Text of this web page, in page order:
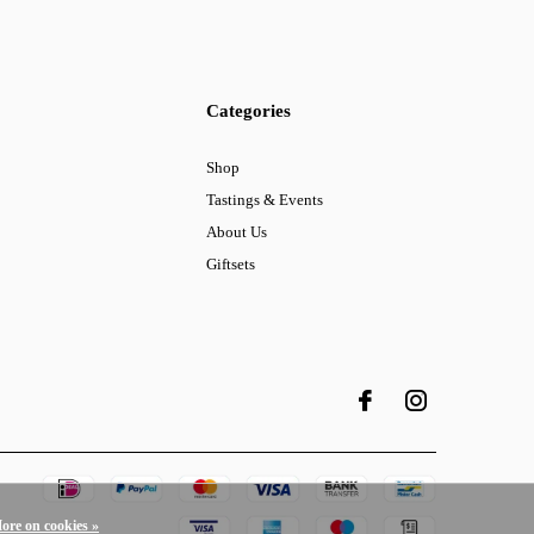
Categories
Shop
Tastings & Events
About Us
Giftsets
on cookies »